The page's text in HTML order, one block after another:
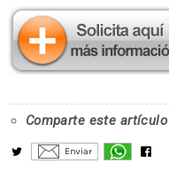
Comparte este artículo